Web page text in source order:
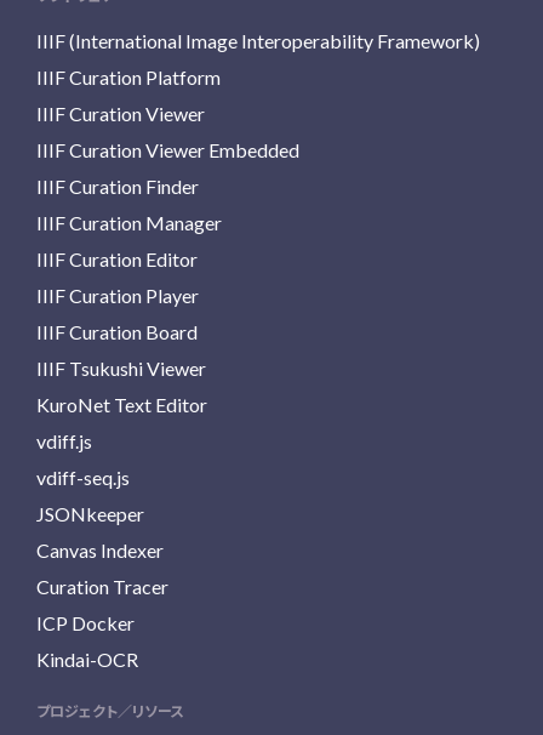
IIIF (International Image Interoperability Framework)
IIIF Curation Platform
IIIF Curation Viewer
IIIF Curation Viewer Embedded
IIIF Curation Finder
IIIF Curation Manager
IIIF Curation Editor
IIIF Curation Player
IIIF Curation Board
IIIF Tsukushi Viewer
KuroNet Text Editor
vdiff.js
vdiff-seq.js
JSONkeeper
Canvas Indexer
Curation Tracer
ICP Docker
Kindai-OCR
プロジェクト／リソース